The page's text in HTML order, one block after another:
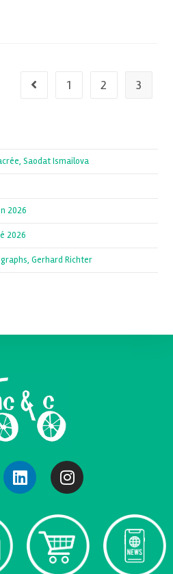
1 2 3
Saodat Ismailova
2026
2026
Gerhard Richter